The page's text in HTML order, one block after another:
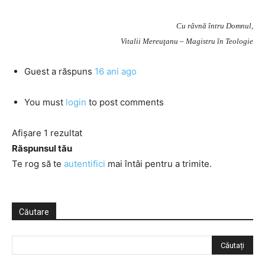
Cu râvnă întru Domnul,
Vitalii Mereuţanu – Magistru în Teologie
Guest a răspuns 16 ani ago
You must login to post comments
Afișare 1 rezultat
Răspunsul tău
Te rog să te autentifici mai întâi pentru a trimite.
Căutare